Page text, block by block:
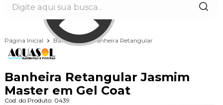
Página Inicial Banheiras Banheira Retangular
Banheira Retangular Jasmim
Master em Gel Coat
Cod. do Produto: 0439